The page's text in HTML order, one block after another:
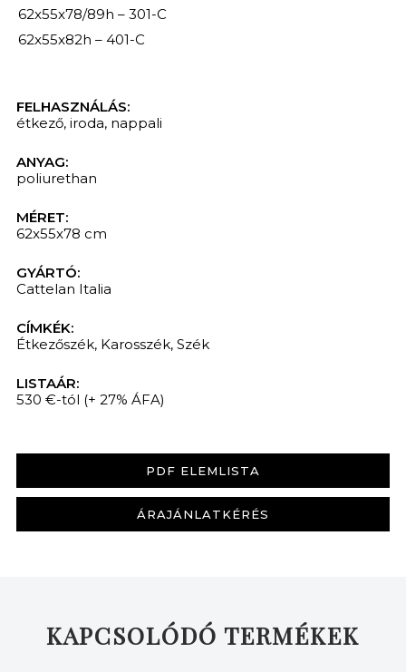
62x55x78/89h – 301-C
62x55x82h – 401-C
FELHASZNÁLÁS:
étkező, iroda, nappali
ANYAG:
poliurethan
MÉRET:
62x55x78 cm
GYÁRTÓ:
Cattelan Italia
CÍMKÉK:
Étkezőszék, Karosszék, Szék
LISTAÁR:
530 €-tól (+ 27% ÁFA)
PDF ELEMLISTA
ÁRAJÁNLATKÉRÉS
KAPCSOLÓDÓ TERMÉKEK
KERESÉS